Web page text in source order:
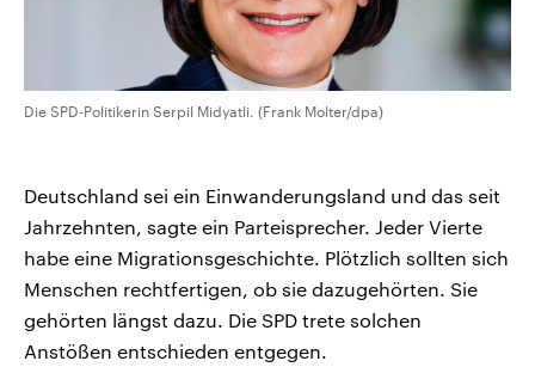
Die SPD-Politikerin Serpil Midyatli. (Frank Molter/dpa)
Deutschland sei ein Einwanderungsland und das seit
Jahrzehnten, sagte ein Parteisprecher. Jeder Vierte
habe eine Migrationsgeschichte. Plötzlich sollten sich
Menschen rechtfertigen, ob sie dazugehörten. Sie
gehörten längst dazu. Die SPD trete solchen
Anstößen entschieden entgegen.